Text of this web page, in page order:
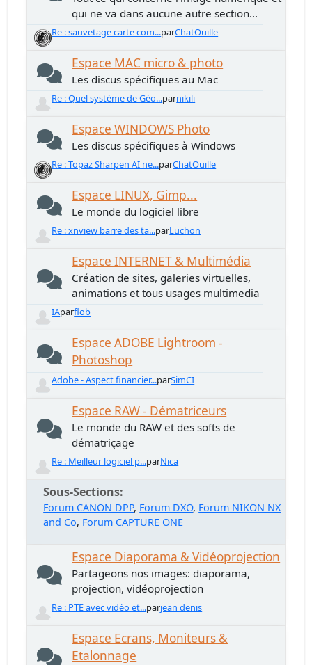
qui ne va dans aucune autre section...
Re : sauvetage carte com...parChatOuille
Espace MAC micro & photo
Les discus spécifiques au Mac
Re : Quel système de Géo...parnikili
Espace WINDOWS Photo
Les discus spécifiques à Windows
Re : Topaz Sharpen AI ne...parChatOuille
Espace LINUX, Gimp...
Le monde du logiciel libre
Re : xnview barre des ta...parLuchon
Espace INTERNET & Multimédia
Création de sites, galeries virtuelles,
animations et tous usages multimedia
IAparflob
Espace ADOBE Lightroom -
Photoshop
Adobe - Aspect financier...parSimCI
Espace RAW - Dématriceurs
Le monde du RAW et des softs de
dématriçage
Re : Meilleur logiciel p...parNica
Sous-Sections
Forum CANON DPP Forum DXO Forum NIKON NX
and Co Forum CAPTURE ONE
Espace Diaporama & Vidéoprojection
Partageons nos images: diaporama,
projection, vidéoprojection
Re : PTE avec vidéo et...parjean denis
Espace Ecrans, Moniteurs &
Etalonnage